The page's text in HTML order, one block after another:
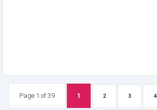
Page 1 of 39 1 2 3 4